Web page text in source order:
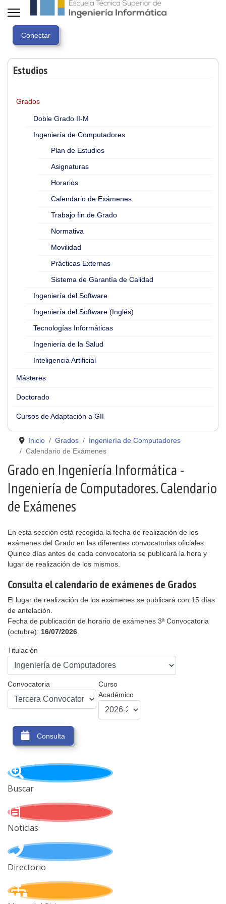
Estudios
Grados
Doble Grado II-M
Ingeniería de Computadores
Plan de Estudios
Asignaturas
Horarios
Calendario de Exámenes
Trabajo fin de Grado
Normativa
Movilidad
Prácticas Externas
Sistema de Garantía de Calidad
Ingeniería del Software
Ingeniería del Software (Inglés)
Tecnologías Informáticas
Ingeniería de la Salud
Inteligencia Artificial
Másteres
Doctorado
Cursos de Adaptación a GII
Inicio Grados
Ingeniería de Computadores
Calendario de Exámenes
Grado en Ingeniería Informática -
Ingeniería de Computadores. Calendario
de Exámenes
En esta sección está recogida la fecha de realización de los
exámenes del Grado en las diferentes convocatorias oficiales.
Quince días antes de cada convocatoria se publicará la hora y
lugar de realización de los mismos.
Consulta el calendario de exámenes de Grados
El lugar de realización de los exámenes se publicará con 15 días
de antelación.
Fecha de publicación de horario de exámenes 3ª Convocatoria
(octubre): 16/07/2026
Titulación
Convocatoria
Curso
Académico
Consulta
Buscar
Noticias
Directorio